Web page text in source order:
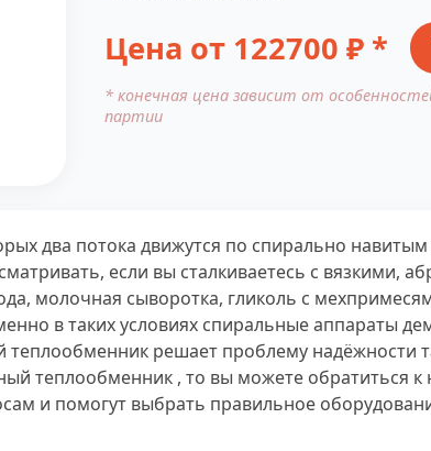
Цена от 122700 ₽ *
* конечная цена зависит от
партии
два потока движутся по спирально
если вы сталкиваетесь с вязкими,
молочная сыворотка, гликоль с
в таких условиях спиральные аппараты
решает проблему надёжности
теплообменник , то вы можете обратиться
и помогут выбрать правильное